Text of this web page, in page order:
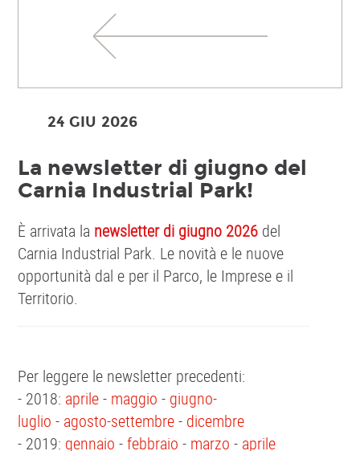
24 GIU 2026
La newsletter di giugno del
Carnia Industrial Park!
È arrivata la newsletter di giugno 2026 del
Carnia Industrial Park. Le novità e le nuove
opportunità dal e per il Parco, le Imprese e il
Territorio.
Per leggere le newsletter precedenti:
- 2018: aprile- maggio - giugno-
luglio - agosto-settembre- dicembre
- 2019: gennaio -febbraio - marzo - aprile